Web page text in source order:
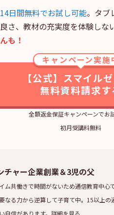
14日間無料でお試し可能。タブ
さ、教材の充実度を体験しな
も！
キャンペーン実施
【公式】スマイル
無料資料請求す
全額返金保証キャンペーンでお
初月受講料無料
チャー企業創業＆3児の父
ム共働きで時間がないため通信教育中
なる力から逆算して子育て中。15以上